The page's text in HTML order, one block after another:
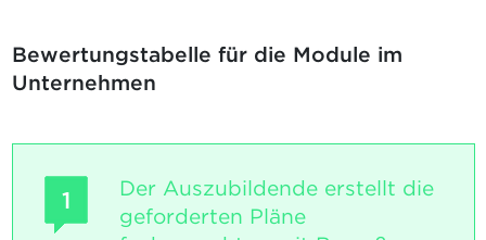
Bewertungstabelle für die Module im
Unternehmen
1
Der Auszubildende erstellt die
geforderten Pläne